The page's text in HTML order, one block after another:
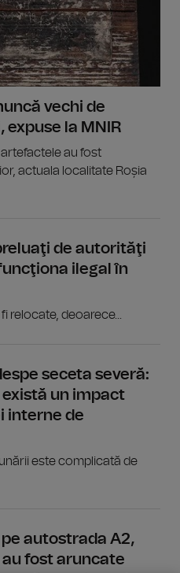
vechi de
expuse la MNIR
artefactele au fost
actuala localitate Roșia
de autorităţi
ilegal în
relocate, deoarece...
seceta severă:
există un impact
interne de
este complicată de
autostrada A2,
fost aruncate